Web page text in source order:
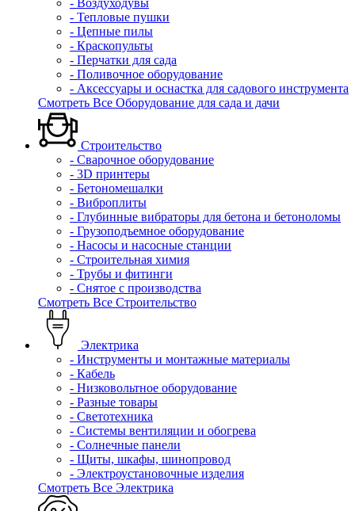
- Воздуходувы
- Тепловые пушки
- Цепные пилы
- Краскопульты
- Перчатки для сада
- Поливочное оборудование
- Аксессуары и оснастка для садового инструмента
Смотреть Все Оборудование для сада и дачи
Строительство
- Сварочное оборудование
- 3D принтеры
- Бетономешалки
- Виброплиты
- Глубинные вибраторы для бетона и бетоноломы
- Грузоподъемное оборудование
- Насосы и насосные станции
- Строительная химия
- Трубы и фитинги
- Снятое с производства
Смотреть Все Строительство
Электрика
- Инструменты и монтажные материалы
- Кабель
- Низковольтное оборудование
- Разные товары
- Светотехника
- Системы вентиляции и обогрева
- Солнечные панели
- Щиты, шкафы, шинопровод
- Электроустановочные изделия
Смотреть Все Электрика